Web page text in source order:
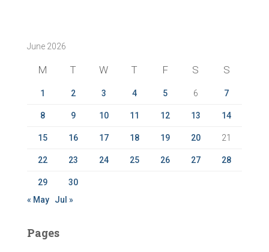
h
June 2026
M T W T F S S
1 2 3 4 5 6 7
8 9 10 11 12 13 14
15 16 17 18 19 20 21
22 23 24 25 26 27 28
29
30
« May
Jul »
Pages